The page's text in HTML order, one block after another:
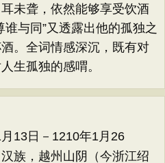
未聋，依然能够享受饮酒
与同”又透露出他的孤独之
。全词情感深沉，既有对
生孤独的感喟。
13日－1210年1月26
族，越州山阴（今浙江绍